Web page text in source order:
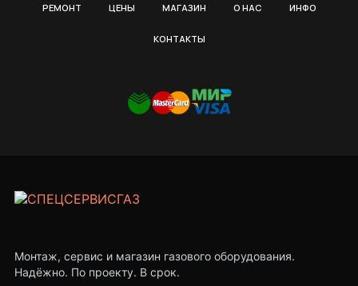
РЕМОНТ ЦЕНЫ МАГАЗИН О НАС ИНФО
КОНТАКТЫ
Монтаж, сервис и магазин газового оборудования.
Надёжно. По проекту. В срок.